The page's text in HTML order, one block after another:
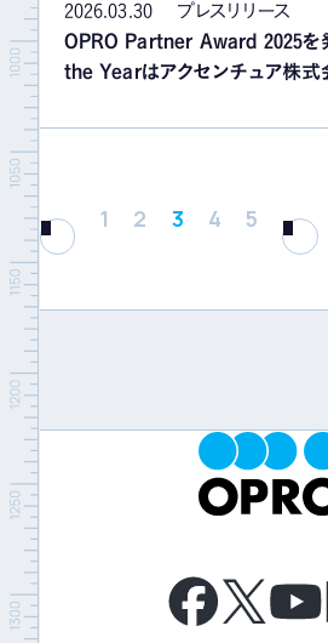
2026.03.30
プレスリリース
OPRO Partner Award 2025を
the Yearはアクセンチュア株
パートナー10社を表彰
PREV 1 2 3 4 5 NEXT